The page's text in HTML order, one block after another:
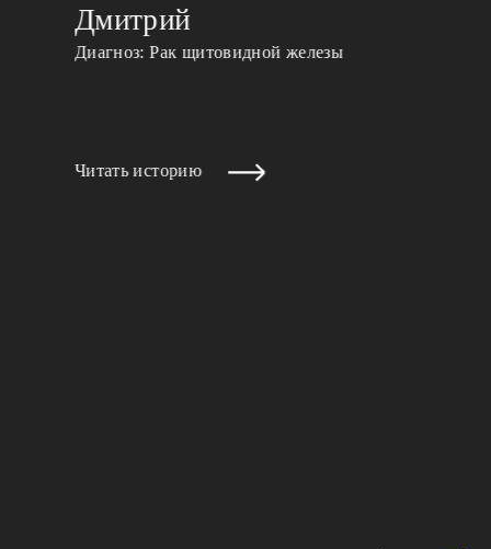
Дмитрий
Диагноз: Рак щитовидной железы
Читать историю